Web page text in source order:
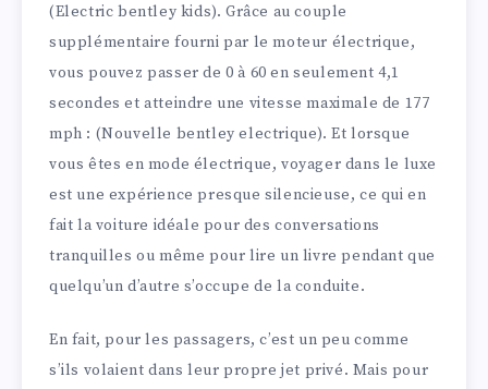
(Electric bentley kids). Grâce au couple
supplémentaire fourni par le moteur électrique,
vous pouvez passer de 0 à 60 en seulement 4,1
secondes et atteindre une vitesse maximale de 177
mph : (Nouvelle bentley electrique). Et lorsque
vous êtes en mode électrique, voyager dans le luxe
est une expérience presque silencieuse, ce qui en
fait la voiture idéale pour des conversations
tranquilles ou même pour lire un livre pendant que
quelqu’un d’autre s’occupe de la conduite.
En fait, pour les passagers, c’est un peu comme
s’ils volaient dans leur propre jet privé. Mais pour